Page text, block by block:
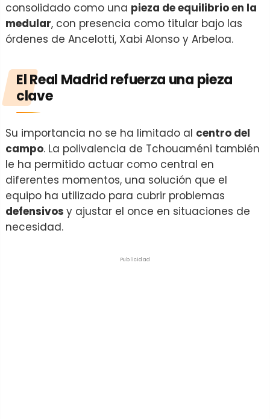
consolidado como una pieza de equilibrio en la
medular, con presencia como titular bajo las
órdenes de Ancelotti, Xabi Alonso y Arbeloa.
El Real Madrid refuerza una pieza
clave
Su importancia no se ha limitado al centro del
campo. La polivalencia de Tchouaméni también
le ha permitido actuar como central en
diferentes momentos, una solución que el
equipo ha utilizado para cubrir problemas
defensivos y ajustar el once en situaciones de
necesidad.
Publicidad